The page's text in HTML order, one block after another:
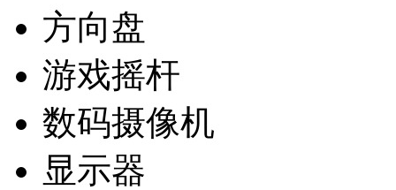
方向盘
游戏摇杆
数码摄像机
显示器